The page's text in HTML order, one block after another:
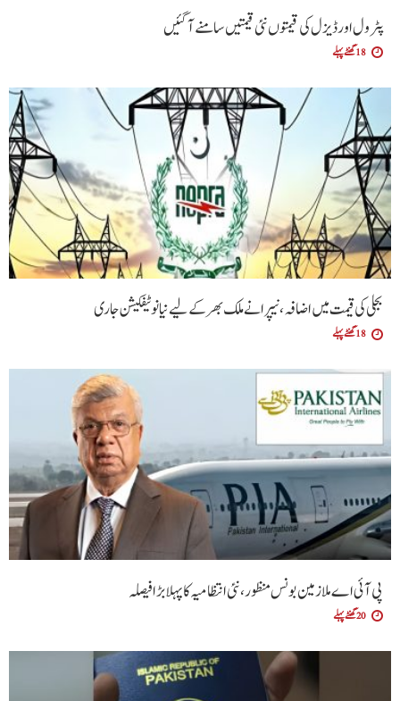
پٹرول اور ڈیزل کی قیمتوں نئی قیمتیں سامنے آگئیں
18 گھنٹے پہلے
بجلی کی قیمت میں اضافہ، نیپرا نے ملک بھر کے لیے نیا نوٹیفکیشن جاری
18 گھنٹے پہلے
پی آئی اے ملازمین بونس منظور، نئی انتظامیہ کا پہلا بڑا فیصلہ
20 گھنٹے پہلے